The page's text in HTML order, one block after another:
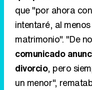
que "por ahora
intentaré, al
matrimonio". "De
comunicado
divorcio, pero
un menor",